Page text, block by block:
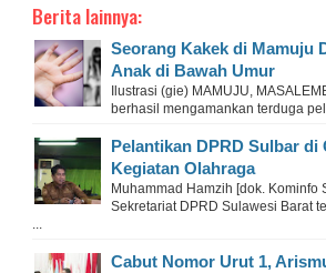
Berita lainnya:
Seorang Kakek di Mamuju
Anak di Bawah Umur
Ilustrasi (gie) MAMUJU,
berhasil mengamankan terduga
Pelantikan DPRD Sulbar
Kegiatan Olahraga
Muhammad Hamzih [dok. Kominfo
Sekretariat DPRD Sulawesi Barat
...
Cabut Nomor Urut 1,